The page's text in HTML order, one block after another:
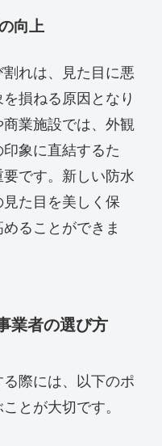
向上
れは、見た目に悪
損ねる原因となり
業施設では、外観
象に直結するた
です。新しい防水
た目を美しく保
ることができま
業者の選び方
際には、以下のポ
とが大切です。